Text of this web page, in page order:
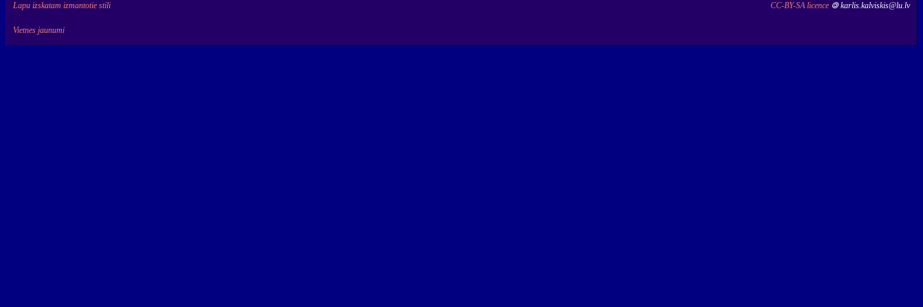
Lapu izskatam izmantotie stili
Vietnes jaunumi
CC-BY-SA licence 🄯 karlis.kalviskis@lu.lv